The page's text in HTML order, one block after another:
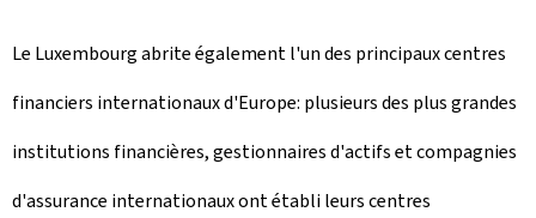
Le Luxembourg abrite également l'un des principaux centres
financiers internationaux d'Europe: plusieurs des plus grandes
institutions financières, gestionnaires d'actifs et compagnies
d'assurance internationaux ont établi leurs centres